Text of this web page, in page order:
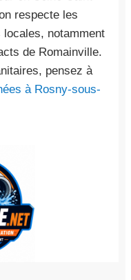
respecte les
notamment
de Romainville.
pensez à
à Rosny-sous-